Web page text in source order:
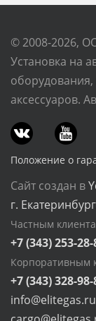
© 2008-2026,
Установка на
оборудования,
аксессуаров.
Положение о
Сайт создан в
г.
Частным
+7 (343) 253-
Корпоративным
+7 (343) 328-
info@elitegas.ru